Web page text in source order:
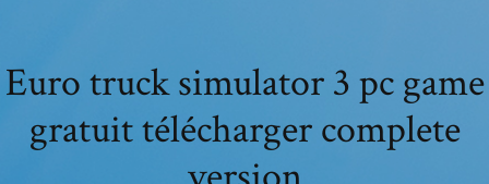
Euro truck simulator 3 pc game
gratuit télécharger complete